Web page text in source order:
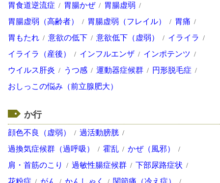
胃食道逆流症
胃腸かぜ
胃腸虚弱
胃腸虚弱（高齢者）
胃腸虚弱（フレイル）
胃痛
胃もたれ
意欲の低下 意欲低下（虚弱）
イライラ
イライラ（産後）
インフルエンザ
インポテンツ
ウイルス肝炎
うつ感 運動器症候群
円形脱毛症
おしっこの悩み（前立腺肥大）
か行
顔色不良（虚弱）
過活動膀胱
過換気症候群（過呼吸）
霍乱
かぜ（風邪）
肩・首筋のこり
過敏性腸症候群
下部尿路症状
花粉症
がん かんしゃく 関節痛（冷え症）